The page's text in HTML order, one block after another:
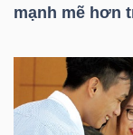
mạnh mẽ hơn
CHÍNH